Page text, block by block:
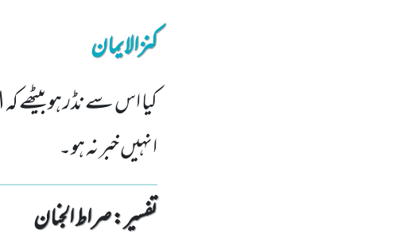
کنزالایمان
کیا اس سے نڈر ہو بیٹھے
انہیں خبر نہ ہو۔
تفسیر : ‎صراط الجنان